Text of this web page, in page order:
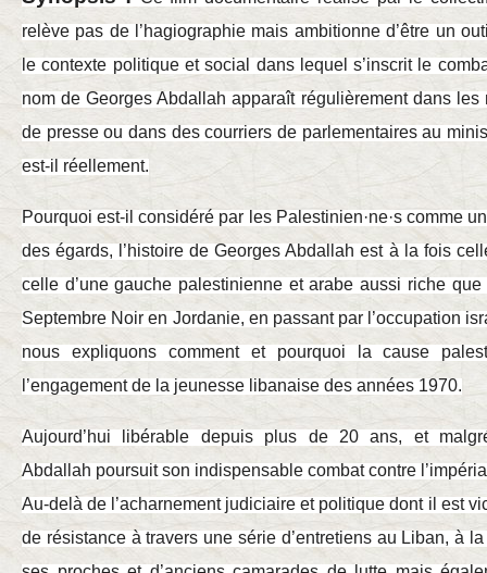
relève pas de l’hagiographie mais ambitionne d’être un
le contexte politique et social dans lequel s’inscrit le
nom de Georges Abdallah apparaît régulièrement dans les
de presse ou dans des courriers de parlementaires au
est-il réellement.
Pourquoi est-il considéré par les Palestinien·ne·s comme
des égards, l’histoire de Georges Abdallah est à la fois
celle d’une gauche palestinienne et arabe aussi riche que
Septembre Noir en Jordanie, en passant par l’occupation
nous expliquons comment et pourquoi la cause
l’engagement de la jeunesse libanaise des années 1970.
Aujourd’hui libérable depuis plus de 20 ans, et
Abdallah poursuit son indispensable combat contre
Au-delà de l’acharnement judiciaire et politique dont il est
de résistance à travers une série d’entretiens au Liban, à